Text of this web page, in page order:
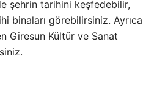
şehrin tarihini keşfedebilir,
binaları görebilirsiniz. Ayrıca
Giresun Kültür ve Sanat